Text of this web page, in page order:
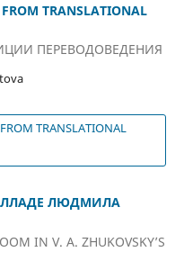
TRANSLATIONAL
ПЕРЕВОДОВЕДЕНИЯ
TRANSLATIONAL
ЛЮДМИЛА
IN V. A. ZHUKOVSKY’S